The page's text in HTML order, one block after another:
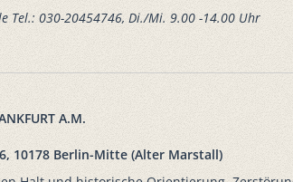
Tel.: 030-20454746, Di./Mi. 9.00 -14.00 Uhr
A.M.
10178 Berlin-Mitte (Alter Marstall)